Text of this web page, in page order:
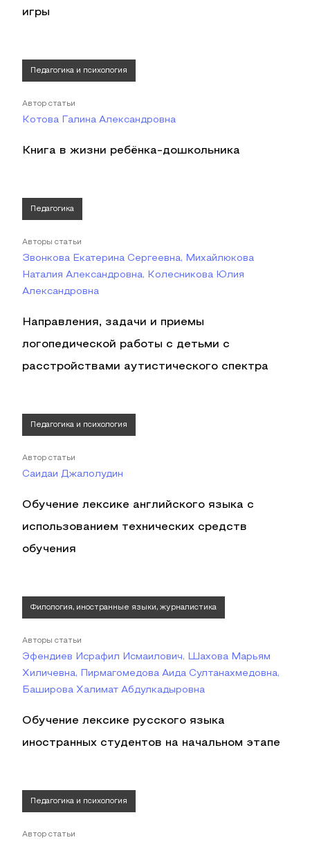
игры
Педагогика и психология
Автор статьи
Котова Галина Александровна
Книга в жизни ребёнка-дошкольника
Педагогика
Авторы статьи
Звонкова Екатерина Сергеевна, Михайлюкова
Наталия Александровна, Колесникова Юлия
Александровна
Направления, задачи и приемы
логопедической работы с детьми с
расстройствами аутистического спектра
Педагогика и психология
Автор статьи
Саидаи Джалолудин
Обучение лексике английского языка с
использованием технических средств
обучения
Филология, иностранные языки, журналистика
Авторы статьи
Эфендиев Исрафил Исмаилович, Шахова Марьям
Хиличевна, Пирмагомедова Аида Султанахмедовна,
Баширова Халимат Абдулкадыровна
Обучение лексике русского языка
иностранных студентов на начальном этапе
Педагогика и психология
Автор статьи